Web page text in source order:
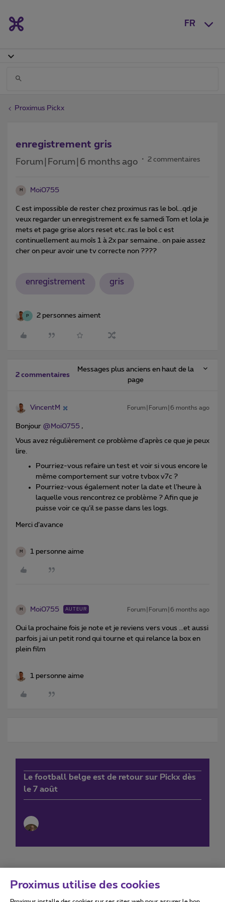
FR
Proximus Pickx
enregistrement gris
Forum|Forum|6 months ago 2 commentaires
M Moi0755
C est impossible de rester chez proximus ras le bol...qd je
veux regarder un enregistrement ex fe samedi Tom et lola je
mets et page grise alors reset etc..ras le bol c est
continuellement au moîs 1 à 2x par semaine.. on paie assez
cher on peur avoir une tv correcte non ????
enregistrement gris
P 2 personnes aiment
2 commentaires
Messages plus anciens en haut de la
page
VincentM Forum|Forum|6 months ago
Bonjour ​ @Moi0755 ,
Vous avez régulièrement ce problème d’après ce que je peux
lire.
Pourriez-vous refaire un test et voir si vous encore le
même comportement sur votre tvbox v7c ?
Pourriez-vous également noter la date et l’heure à
laquelle vous rencontrez ce problème ? Afin que je
puisse voir ce qu’il se passe dans les logs.
Merci d’avance
M 1 personne aime
M Moi0755 AUTEUR Forum|Forum|6 months ago
Oui la prochaine fois je note et je reviens vers vous ...et aussi
parfois j ai un petit rond qui tourne et qui relance la box en
plein film
1 personne aime
Le football belge est de retour sur Pickx dès
le 7 août
Proximus utilise des cookies